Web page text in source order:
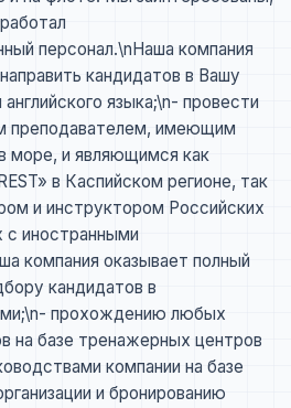
персонал.\nНаша компания
кандидатов в Вашу
языка;\n- провести
преподавателем, имеющим
море, и являющимся как
в Каспийском регионе, так
и инструктором Российских
иностранными
компания оказывает полный
кандидатов в
прохождению любых
на базе тренажерных центров
компании на базе
и бронированию